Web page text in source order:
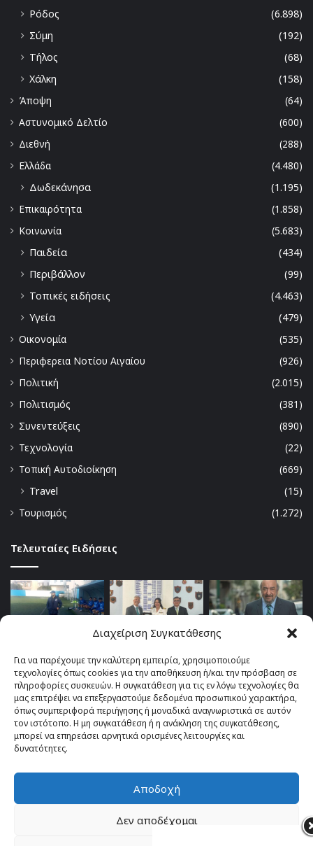
Διαχείριση Συγκατάθεσης
Για να παρέχουμε την καλύτερη εμπειρία, χρησιμοποιούμε
τεχνολογίες όπως cookies για την αποθήκευση ή/και την πρόσβαση σε
πληροφορίες συσκευών. Η συγκατάθεση για τις εν λόγω τεχνολογίες θα
μας επιτρέψει να επεξεργαστούμε δεδομένα προσωπικού χαρακτήρα,
όπως συμπεριφορά περιήγησης ή μοναδικά αναγνωριστικά σε αυτόν
τον ιστότοπο. Η μη συγκατάθεση ή η ανάκληση της συγκατάθεσης,
μπορεί να επηρεάσει αρνητικά ορισμένες λειτουργίες και
δυνατότητες.
Αποδοχή
Δεν αποδέχομαι
Ρόδος
(6.898)
Σύμη
(192)
Τήλος
(68)
Χάλκη
(158)
Άποψη
(64)
Αστυνομικό Δελτίο
(600)
Διεθνή
(288)
Ελλάδα
(4.480)
Δωδεκάνησα
(1.195)
Επικαιρότητα
(1.858)
Κοινωνία
(5.683)
Παιδεία
(434)
Περιβάλλον
(99)
Τοπικές ειδήσεις
(4.463)
Υγεία
(479)
Οικονομία
(535)
Περιφερεια Νοτίου Αιγαίου
(926)
Πολιτική
(2.015)
Πολιτισμός
(381)
Συνεντεύξεις
(890)
Τεχνολογία
(22)
Τοπική Αυτοδιοίκηση
(669)
Travel
(15)
Τουρισμός
(1.272)
Τελευταίες Ειδήσεις
© Copyright 2026, All Rights Reserved |TOP fm 102.4